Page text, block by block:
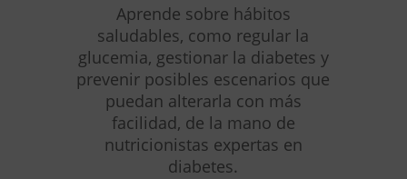
Aprende sobre hábitos
saludables, como regular la
glucemia, gestionar la diabetes y
prevenir posibles escenarios que
puedan alterarla con más
facilidad, de la mano de
nutricionistas expertas en
diabetes.